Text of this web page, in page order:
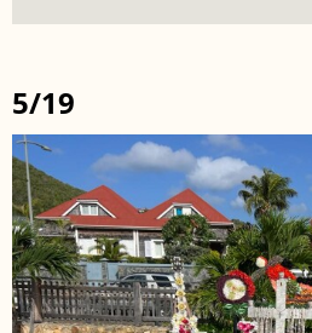
5/19